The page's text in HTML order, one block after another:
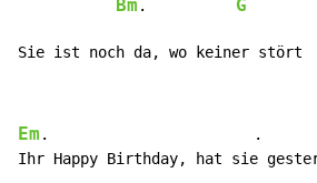
Bm . G
Sie ist noch da, wo keiner stört
Em .                       .